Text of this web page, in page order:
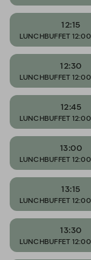
12:15
LUNCHBUFFET
12:30
LUNCHBUFFET
12:45
LUNCHBUFFET
13:00
LUNCHBUFFET
13:15
LUNCHBUFFET
13:30
LUNCHBUFFET